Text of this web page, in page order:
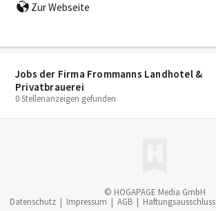
Jobs der Firma Frommanns Landhotel &
Privatbrauerei
0 Stellenanzeigen gefunden
Zur Webseite
© HOGAPAGE Media GmbH
Datenschutz | Impressum | AGB | Haftungsausschluss